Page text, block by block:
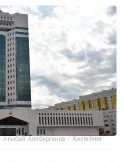
Ағыбай Аяпбергенов / Kazinform